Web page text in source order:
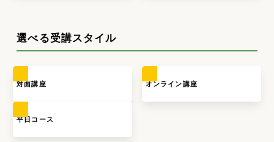
選べる受講スタイル
対面講座 オンライン講座
平日コース